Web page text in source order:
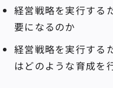
経営戦略を実行する
要になるのか
経営戦略を実行する
はどのような育成を